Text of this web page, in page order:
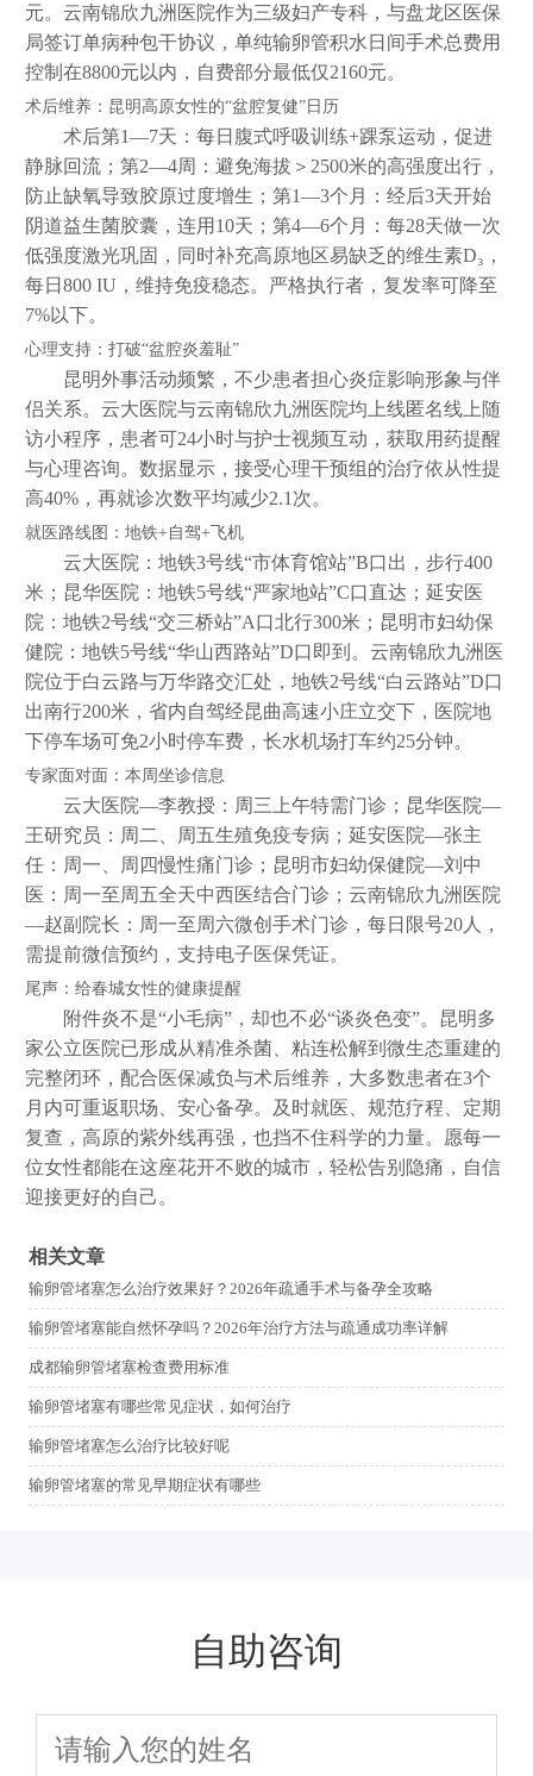
元。云南锦欣九洲医院作为三级妇产专科，与盘龙区医保
局签订单病种包干协议，单纯输卵管积水日间手术总费用
控制在8800元以内，自费部分最低仅2160元。
术后维养：昆明高原女性的“盆腔复健”日历
术后第1—7天：每日腹式呼吸训练+踝泵运动，促进
静脉回流；第2—4周：避免海拔＞2500米的高强度出行，
防止缺氧导致胶原过度增生；第1—3个月：经后3天开始
阴道益生菌胶囊，连用10天；第4—6个月：每28天做一次
低强度激光巩固，同时补充高原地区易缺乏的维生素D₃，
每日800 IU，维持免疫稳态。严格执行者，复发率可降至
7%以下。
心理支持：打破“盆腔炎羞耻”
昆明外事活动频繁，不少患者担心炎症影响形象与伴
侣关系。云大医院与云南锦欣九洲医院均上线匿名线上随
访小程序，患者可24小时与护士视频互动，获取用药提醒
与心理咨询。数据显示，接受心理干预组的治疗依从性提
高40%，再就诊次数平均减少2.1次。
就医路线图：地铁+自驾+飞机
云大医院：地铁3号线“市体育馆站”B口出，步行400
米；昆华医院：地铁5号线“严家地站”C口直达；延安医
院：地铁2号线“交三桥站”A口北行300米；昆明市妇幼保
健院：地铁5号线“华山西路站”D口即到。云南锦欣九洲医
院位于白云路与万华路交汇处，地铁2号线“白云路站”D口
出南行200米，省内自驾经昆曲高速小庄立交下，医院地
下停车场可免2小时停车费，长水机场打车约25分钟。
专家面对面：本周坐诊信息
云大医院—李教授：周三上午特需门诊；昆华医院—
王研究员：周二、周五生殖免疫专病；延安医院—张主
任：周一、周四慢性痛门诊；昆明市妇幼保健院—刘中
医：周一至周五全天中西医结合门诊；云南锦欣九洲医院
—赵副院长：周一至周六微创手术门诊，每日限号20人，
需提前微信预约，支持电子医保凭证。
尾声：给春城女性的健康提醒
附件炎不是“小毛病”，却也不必“谈炎色变”。昆明多
家公立医院已形成从精准杀菌、粘连松解到微生态重建的
完整闭环，配合医保减负与术后维养，大多数患者在3个
月内可重返职场、安心备孕。及时就医、规范疗程、定期
复查，高原的紫外线再强，也挡不住科学的力量。愿每一
位女性都能在这座花开不败的城市，轻松告别隐痛，自信
迎接更好的自己。
相关文章
输卵管堵塞怎么治疗效果好？2026年疏通手术与备孕全攻略
输卵管堵塞能自然怀孕吗？2026年治疗方法与疏通成功率详解
成都输卵管堵塞检查费用标准
输卵管堵塞有哪些常见症状，如何治疗
输卵管堵塞怎么治疗比较好呢
输卵管堵塞的常见早期症状有哪些
自助咨询